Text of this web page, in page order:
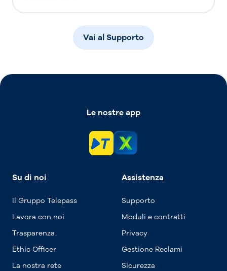
Vai al Supporto
Le nostre app
Su di noi
Il Gruppo Telepass
Lavora con noi
Trasparenza
Ethic Officer
La nostra rete
Assistenza
Supporto
Moduli e contratti
Privacy
Gestione Reclami
Sicurezza